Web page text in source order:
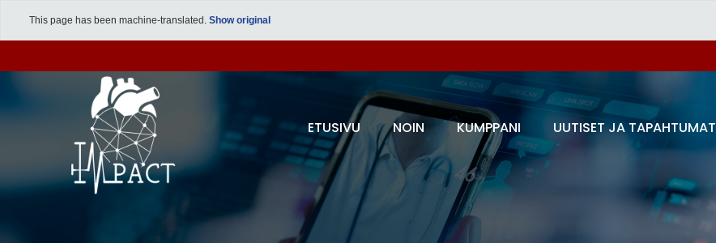
This page has been machine-translated. Show original
ETUSIVU NOIN KUMPPANI UUTISET JA TAPAHTUMAT